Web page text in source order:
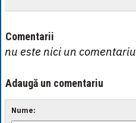
Comentarii
nu este nici un comentariu
Adaugă un comentariu
Nume: